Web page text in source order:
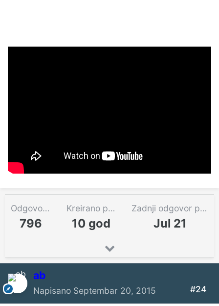
Odgovora
796
Kreirano pre
10 god
Zadnji odgovor pre
Jul 21
ab
Napisano Septembar 20, 2015 #24